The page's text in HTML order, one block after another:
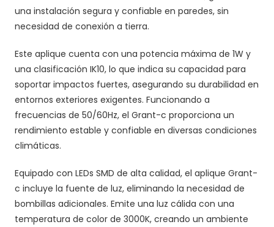
una instalación segura y confiable en paredes, sin
necesidad de conexión a tierra.
Este aplique cuenta con una potencia máxima de 1W y
una clasificación IK10, lo que indica su capacidad para
soportar impactos fuertes, asegurando su durabilidad en
entornos exteriores exigentes. Funcionando a
frecuencias de 50/60Hz, el Grant-c proporciona un
rendimiento estable y confiable en diversas condiciones
climáticas.
Equipado con LEDs SMD de alta calidad, el aplique Grant-
c incluye la fuente de luz, eliminando la necesidad de
bombillas adicionales. Emite una luz cálida con una
temperatura de color de 3000K, creando un ambiente